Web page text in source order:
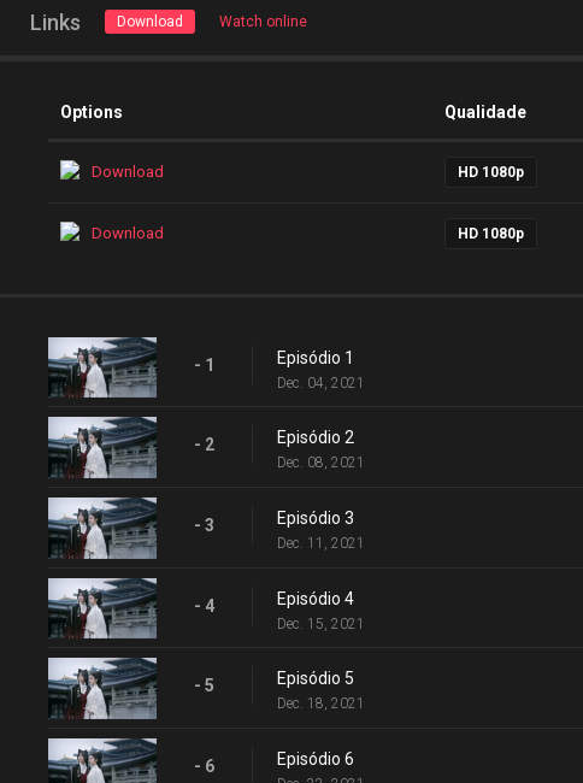
Links Download Watch online
Options Qualidade
Download HD 1080p
Download HD 1080p
- 1 Episódio 1
Dec. 04, 2021
- 2 Episódio 2
Dec. 08, 2021
- 3 Episódio 3
Dec. 11, 2021
- 4 Episódio 4
Dec. 15, 2021
- 5 Episódio 5
Dec. 18, 2021
- 6 Episódio 6